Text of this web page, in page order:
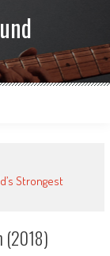
Strongest
(2018)